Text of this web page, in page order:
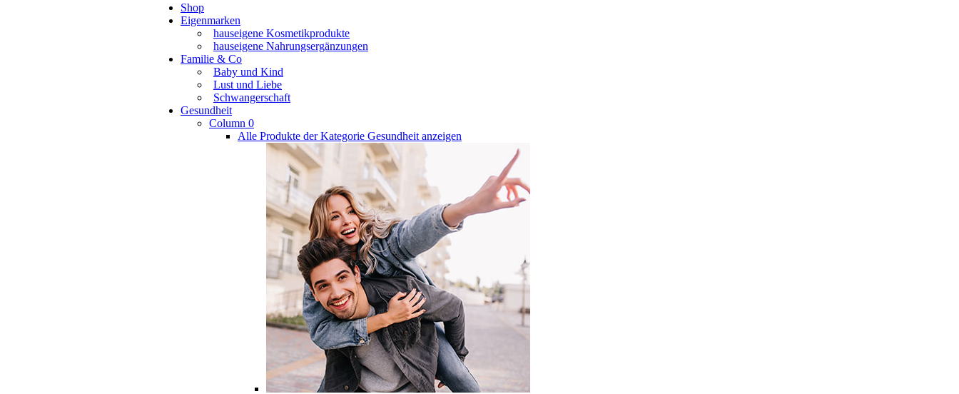
Shop
Eigenmarken
hauseigene Kosmetikprodukte
hauseigene Nahrungsergänzungen
Familie & Co
Baby und Kind
Lust und Liebe
Schwangerschaft
Gesundheit
Column 0
Alle Produkte der Kategorie Gesundheit anzeigen